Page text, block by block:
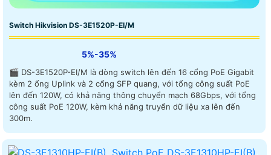
Switch Hikvision DS-3E1520P-EI/M
5%-35%
🎬 DS-3E1520P-EI/M là dòng switch lên đến 16 cổng PoE Gigabit
kèm 2 ổng Uplink và 2 cổng SFP quang, với tổng công suất PoE
lên đến 120W, có khả năng thông chuyển mạch 68Gbps, với tổng
công suất PoE 120W, kèm khả năng truyển dữ liệu xa lên đến
300m.